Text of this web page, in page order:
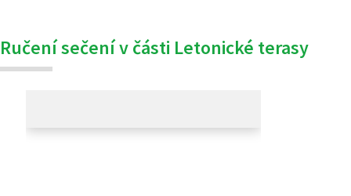
Ručení sečení v části Letonické terasy